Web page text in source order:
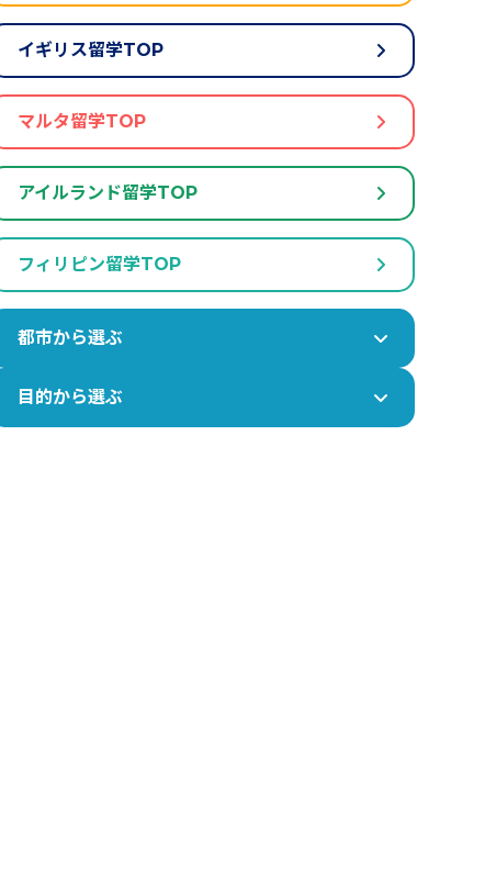
イギリス留学TOP
マルタ留学TOP
アイルランド留学TOP
フィリピン留学TOP
都市から選ぶ
目的から選ぶ